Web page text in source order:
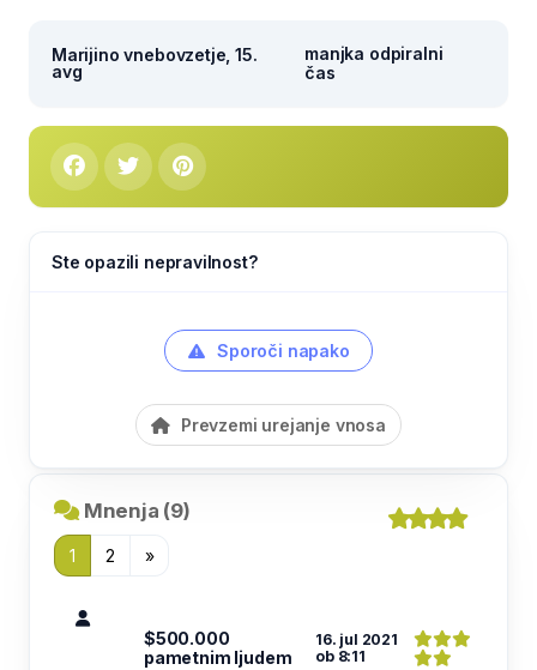
Marijino vnebovzetje, 15.
avg
manjka odpiralni
čas
Ste opazili nepravilnost?
Sporoči napako
Prevzemi urejanje vnosa
Mnenja (9)
1 2 »
$500.000
pametnim ljudem
16. jul 2021
ob 8:11